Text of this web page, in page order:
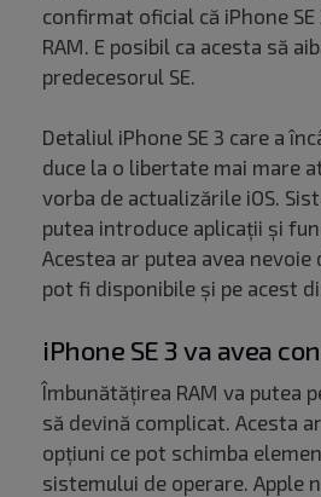
confirmat oficial că iPhone SE
RAM. E posibil ca acesta să
predecesorul SE.
Detaliul iPhone SE 3 care a
duce la o libertate mai mare
vorba de actualizările iOS.
putea introduce aplicații și
Acestea ar putea avea nevoie
pot fi disponibile și pe acest
iPhone SE 3 va avea
Îmbunătățirea RAM va putea
să devină complicat. Acesta
opțiuni ce pot schimba
sistemului de operare. Apple